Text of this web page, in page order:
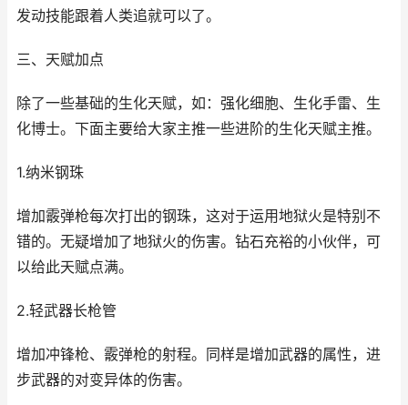
发动技能跟着人类追就可以了。
三、天赋加点
除了一些基础的生化天赋，如：强化细胞、生化手雷、生
化博士。下面主要给大家主推一些进阶的生化天赋主推。
1.纳米钢珠
增加霰弹枪每次打出的钢珠，这对于运用地狱火是特别不
错的。无疑增加了地狱火的伤害。钻石充裕的小伙伴，可
以给此天赋点满。
2.轻武器长枪管
增加冲锋枪、霰弹枪的射程。同样是增加武器的属性，进
步武器的对变异体的伤害。